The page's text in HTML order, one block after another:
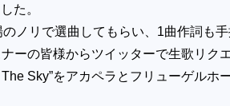
た。
ノリで選曲してもらい、1曲作詞も
ーの皆様からツイッターで生歌リク
Sky”をアカペラとフリューゲルホ